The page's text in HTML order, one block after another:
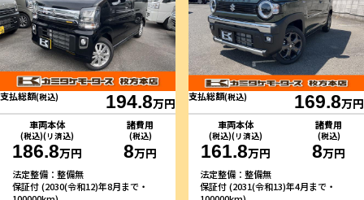
支払総額(税込) 194.8万円
車両本体
(税込)(リ済込)
186.8万円
諸費用
(税込)
8万円
法定整備：整備無
保証付 (2030(令和12)年8月まで・
支払総額(税込) 169.8万円
車両本体
(税込)(リ済込)
161.8万円
諸費用
(税込)
8万円
法定整備：整備無
保証付 (2031(令和13)年4月まで・